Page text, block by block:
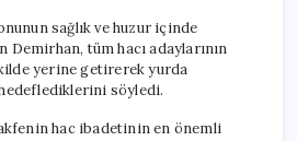
sağlık ve huzur içinde
tüm hacı adaylarının
yerine getirerek yurda
söyledi.
hac ibadetinin en önemli